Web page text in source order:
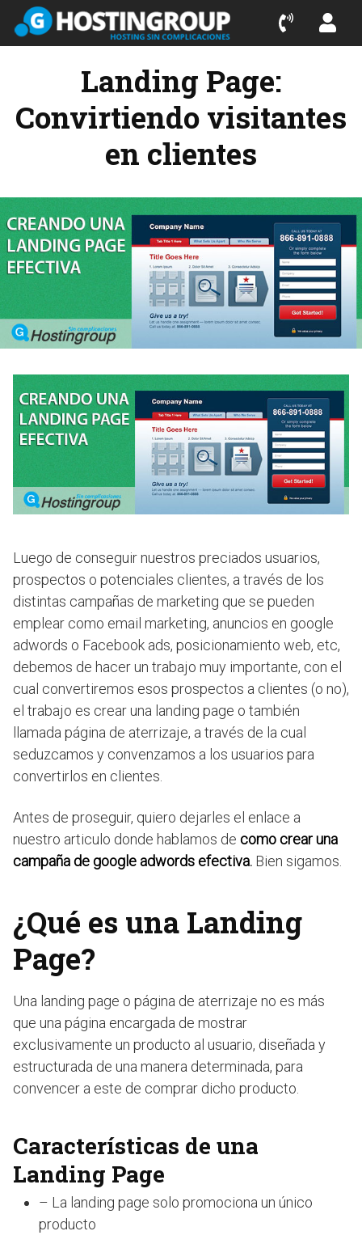
Landing Page:
Convirtiendo visitantes
en clientes
Luego de conseguir nuestros preciados usuarios,
prospectos o potenciales clientes, a través de los
distintas campañas de marketing que se pueden
emplear como email marketing, anuncios en google
adwords o Facebook ads, posicionamiento web, etc,
debemos de hacer un trabajo muy importante, con el
cual convertiremos esos prospectos a clientes (o no),
el trabajo es crear una landing page o también
llamada página de aterrizaje, a través de la cual
seduzcamos y convenzamos a los usuarios para
convertirlos en clientes.
Antes de proseguir, quiero dejarles el enlace a
nuestro articulo donde hablamos de como crear una
campaña de google adwords efectiva. Bien sigamos.
¿Qué es una Landing
Page?
Una landing page o página de aterrizaje no es más
que una página encargada de mostrar
exclusivamente un producto al usuario, diseñada y
estructurada de una manera determinada, para
convencer a este de comprar dicho producto.
Características de una
Landing Page
– La landing page solo promociona un único
producto